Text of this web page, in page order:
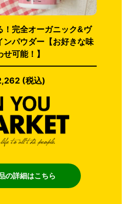
！完全オーガニック&ヴ
ンパウダー【お好きな味
可能！】
(税込)
詳細はこちら